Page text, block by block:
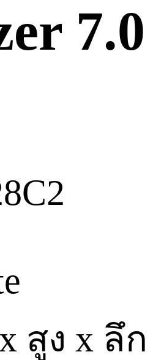
7.0
สูง x ลึก